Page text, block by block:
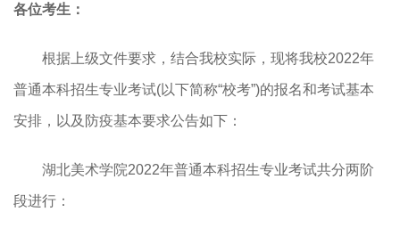
各位考生：
根据上级文件要求，结合我校实际，现将我校2022年
普通本科招生专业考试(以下简称“校考”)的报名和考试基本
安排，以及防疫基本要求公告如下：
湖北美术学院2022年普通本科招生专业考试共分两阶
段进行：